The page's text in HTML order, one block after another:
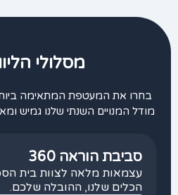
מסלולי
בחרו את המעטפת המתאימה
מודל המנויים השנתי שלנו גמיש
סביבת הוראה 360
עצמאות מלאה לצוות בית
הכלים שלנו, ההובלה שלכם.